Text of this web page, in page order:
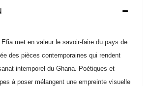
Efia met en valeur le savoir-faire du pays de
des pièces contemporaines qui rendent
intemporel du Ghana. Poétiques et
à poser mélangent une empreinte visuelle